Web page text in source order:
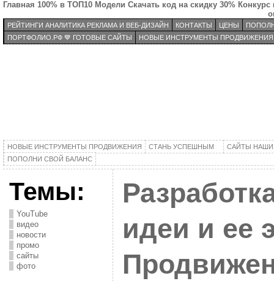
Главная 100% в ТОП10 Модели Скачать код на скидку 30% Конкурс
РЕЙТИНГИ АНАЛИТИКА РЕКЛАМА И ВЕБ-ДИЗАЙН КОНТАКТЫ ЦЕНЫ
ПОРТФОЛИО.РФ 💙 ГОТОВЫЕ САЙТЫ
НОВЫЕ ИНСТРУМЕНТЫ ПРОДВИЖЕНИЯ
НОВЫЕ ИНСТРУМЕНТЫ ПРОДВИЖЕНИЯ СТАНЬ УСПЕШНЫМ
САЙТЫ
ПОПОЛНИ СВОЙ БАЛАНС
Темы:
YouTube
видео
новости
промо
сайты
фото
идеи и ее